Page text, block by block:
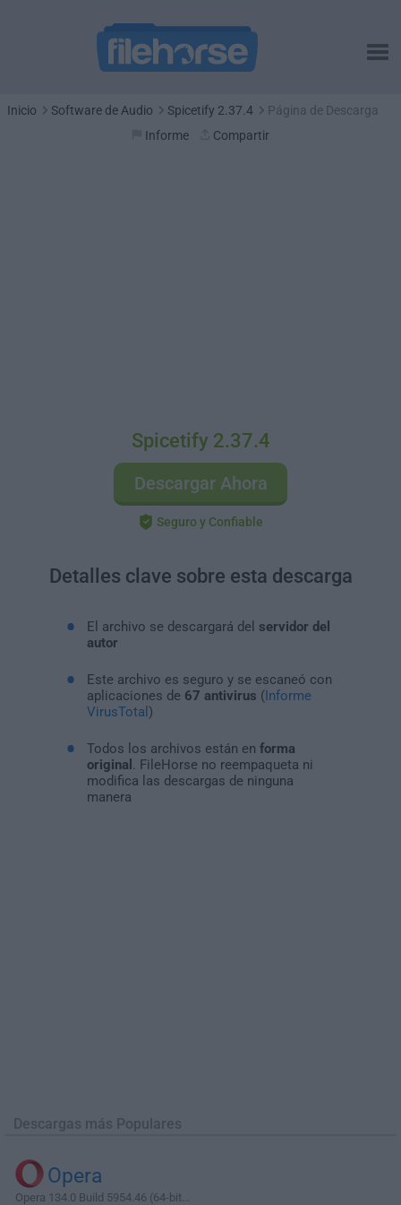
Inicio Software de Audio Spicetify 2.37.4
Página de Descarga
Informe
Compartir
Spicetify 2.37.4
Descargar Ahora
Seguro y Confiable
Detalles clave sobre esta descarga
El archivo se descargará del servidor del
autor
Este archivo es seguro y se escaneó con
aplicaciones de 67 antivirus (Informe
VirusTotal )
Todos los archivos están en forma
original
. FileHorse no reempaqueta ni
modifica las descargas de ninguna
manera
Descargas más Populares
Opera
Opera 134.0 Build 5954.46 (64-bit...